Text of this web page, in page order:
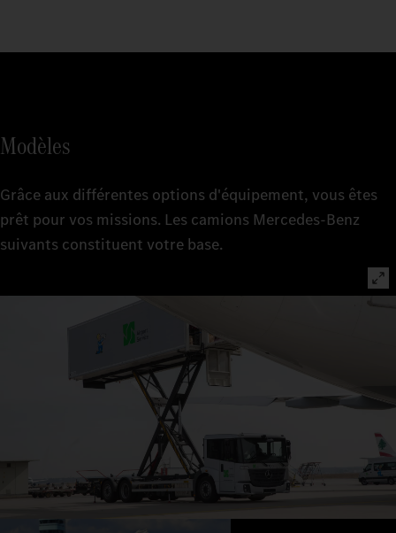
Modèles
Grâce aux différentes options d'équipement, vous êtes
prêt pour vos missions. Les camions Mercedes-Benz
suivants constituent votre base.